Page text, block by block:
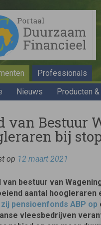
Professionals
Nieuws Producten
van Bestuur
bij
op 12 maart 2021
van bestuur van
aantal hoogleraren
pensioenfonds ABP op
vleesbedrijven